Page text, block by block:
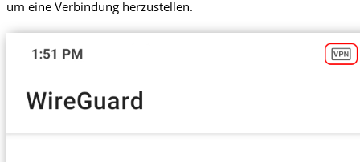
um eine Verbindung herzustellen.